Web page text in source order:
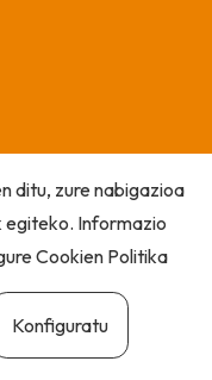
ditu, zure nabigazioa
Informazio
Cookien Politika
Konfiguratu